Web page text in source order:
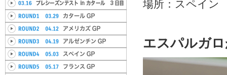
場所：スペイン
エスパルガ